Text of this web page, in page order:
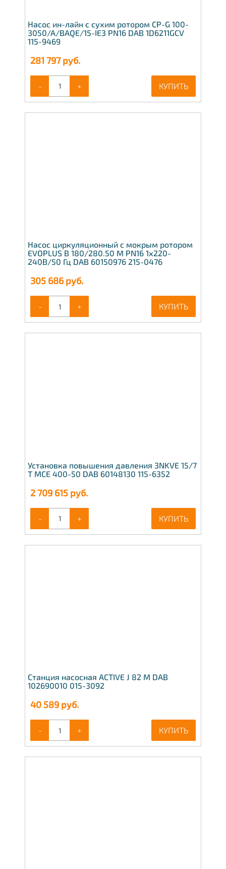
Насос ин-лайн с сухим ротором CP-G 100-
3050/A/BAQE/15-IE3 PN16 DAB 1D6211GCV
115-9469
281 797руб.
- + КУПИТЬ
Насос циркуляционный с мокрым ротором
EVOPLUS B 180/280.50 M PN16 1х220-
240В/50 Гц DAB 60150976 215-0476
305 686руб.
- + КУПИТЬ
Установка повышения давления 3NKVE 15/7
T MCE 400-50 DAB 60148130 115-6352
2 709 615 руб.
- + КУПИТЬ
Станция насосная ACTIVE J 82 M DAB
102690010 015-3092
40 589 руб.
- + КУПИТЬ